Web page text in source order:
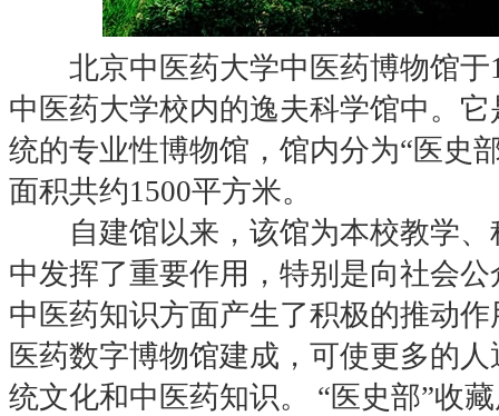
北京中医药大学中医药博物馆于
中医药大学校内的逸夫科学馆中。
统的专业性博物馆，馆内分为“医史
面积共约1500平方米。
自建馆以来，该馆为本校教学、
中发挥了重要作用，特别是向社会
中医药知识方面产生了积极的推动
医药数字博物馆建成，可使更多的
统文化和中医药知识。 “医史部”收